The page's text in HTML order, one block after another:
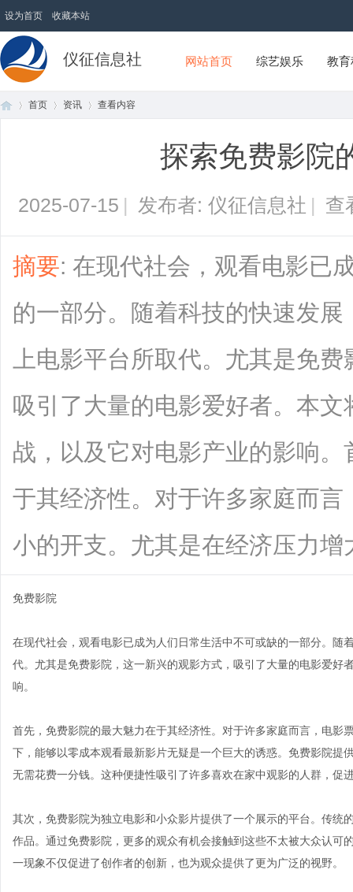
设为首页 收藏本站
仪征信息社 网站首页 综艺娱乐 教
首页 资讯 查看内容
探索免费影院
2025-07-15 | 发布者: 仪征信息社 | 查
摘要: 在现代社会，观看电影已
的一部分。随着科技的快速发
上电影平台所取代。尤其是免
吸引了大量的电影爱好者。本
战，以及它对电影产业的影响
于其经济性。对于许多家庭而
小的开支。尤其是在经济压力增
免费影院
在现代社会，观看电影已成为人们日常生活中不可或缺的一部分。随
代。尤其是免费影院，这一新兴的观影方式，吸引了大量的电影爱好
响。
首先，免费影院的最大魅力在于其经济性。对于许多家庭而言，电影
下，能够以零成本观看最新影片无疑是一个巨大的诱惑。免费影院提
无需花费一分钱。这种便捷性吸引了许多喜欢在家中观影的人群，促
其次，免费影院为独立电影和小众影片提供了一个展示的平台。传统
作品。通过免费影院，更多的观众有机会接触到这些不太被大众认可
一现象不仅促进了创作者的创新，也为观众提供了更为广泛的视野。